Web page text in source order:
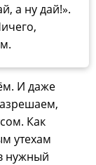
а ну дай!».
И даже
Как
утехам
нужный